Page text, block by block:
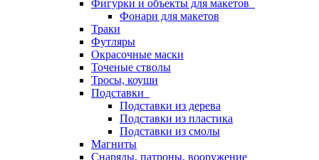
Фигурки и объекты для макетов
Фонари для макетов
Траки
Футляры
Окрасочные маски
Точеные стволы
Тросы, коуши
Подставки
Подставки из дерева
Подставки из пластика
Подставки из смолы
Магниты
Снаряды, патроны, вооружение